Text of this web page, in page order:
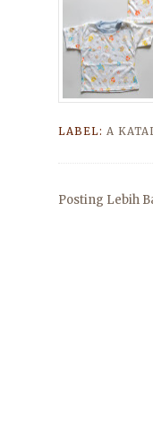
LABEL:A
Posting Lebih